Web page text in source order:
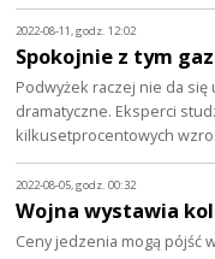
2022-08-11, godz. 12:02
Spokojnie z tym
Podwyżek raczej nie da
dramatyczne. Eksperci
kilkusetprocentowych
2022-08-05, godz. 00:32
Wojna wystawia
Ceny jedzenia mogą pójść